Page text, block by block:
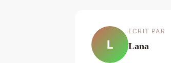
L
ECRIT PAR
Lana